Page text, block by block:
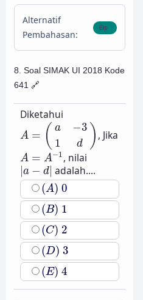
Alternatif
Pembahasan:
8. Soal SIMAK UI 2018 Kode
641 🔗
Diketahui
A = ( a −3
1
d )
A=(a−31
, Jika
A = A−1
A= −1
, nilai
a − d
|a−d|adalah....
(A) 0
(A)0
(B) 1
(B)1
(C) 2
(C)2
(D) 3
(D)3
(E) 4
(E)4